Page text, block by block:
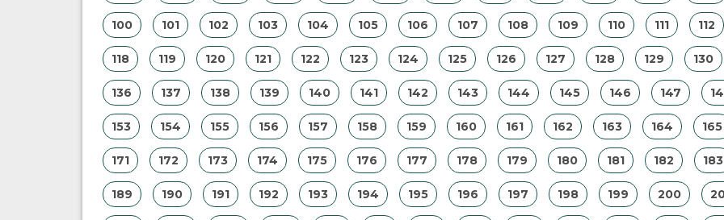
100 101 102 103 104 105 106 107 108 109 110 111 112
118 119 120 121 122 123 124 125 126 127 128 129 130
136 137 138 139 140 141 142 143 144 145 146 147
153 154 155 156 157 158 159 160 161 162 163 164 165
171 172 173 174 175 176 177 178 179 180 181 182 183
189 190 191 192 193 194 195 196 197 198 199 200